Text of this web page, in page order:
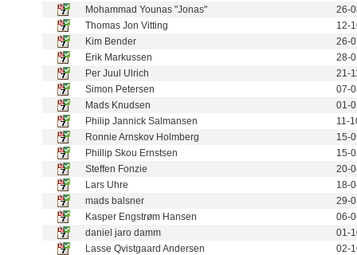
Mohammad Younas "Jonas"
26-
Thomas Jon Vitting
12-
Kim Bender
26-
Erik Markussen
28-
Per Juul Ulrich
21-
Simon Petersen
07-
Mads Knudsen
01-
Philip Jannick Salmansen
11-
Ronnie Arnskov Holmberg
15-
Phillip Skou Ernstsen
15-
Steffen Fonzie
20-
Lars Uhre
18-
mads balsner
29-
Kasper Engstrøm Hansen
06-
daniel jaro damm
01-
Lasse Qvistgaard Andersen
02-